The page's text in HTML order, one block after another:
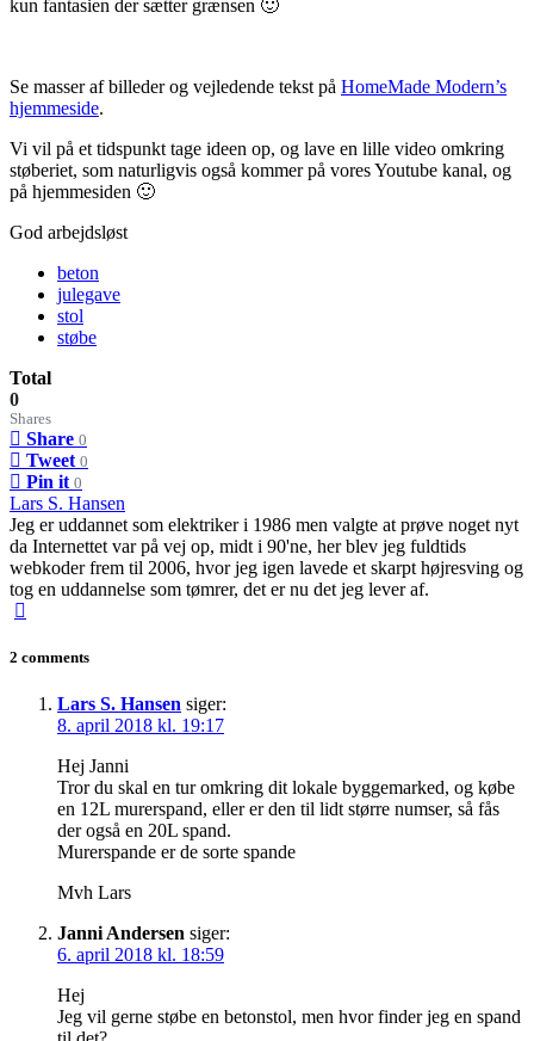
kun fantasien der sætter grænsen 🙂
Se masser af billeder og vejledende tekst på HomeMade Modern’s
hjemmeside.
Vi vil på et tidspunkt tage ideen op, og lave en lille video omkring
støberiet, som naturligvis også kommer på vores Youtube kanal, og
på hjemmesiden 🙂
God arbejdsløst
beton
julegave
stol
støbe
Total
0
Shares
Share 0
Tweet 0
Pin it 0
Lars S. Hansen
Jeg er uddannet som elektriker i 1986 men valgte at prøve noget nyt
da Internettet var på vej op, midt i 90'ne, her blev jeg fuldtids
webkoder frem til 2006, hvor jeg igen lavede et skarpt højresving og
tog en uddannelse som tømrer, det er nu det jeg lever af.
2 comments
Lars S. Hansen siger:
8. april 2018 kl. 19:17
Hej Janni
Tror du skal en tur omkring dit lokale byggemarked, og købe
en 12L murerspand, eller er den til lidt større numser, så fås
der også en 20L spand.
Murerspande er de sorte spande
Mvh Lars
Janni Andersen siger:
6. april 2018 kl. 18:59
Hej
Jeg vil gerne støbe en betonstol, men hvor finder jeg en spand